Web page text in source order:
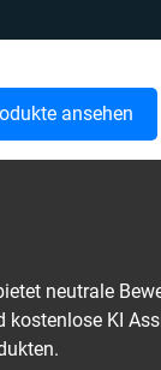
ansehen
neutrale
kostenlose KI